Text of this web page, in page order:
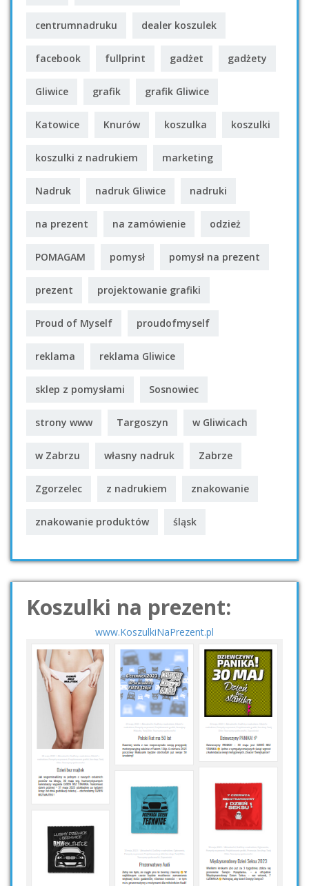
centrumnadruku dealer koszulek
facebook fullprint gadżet gadżety
Gliwice grafik grafik Gliwice
Katowice Knurów koszulka koszulki
koszulki z nadrukiem marketing
Nadruk nadruk Gliwice nadruki
na prezent na zamówienie odzież
POMAGAM pomysł pomysł na prezent
prezent projektowanie grafiki
Proud of Myself proudofmyself
reklama reklama Gliwice
sklep z pomysłami Sosnowiec
strony www Targoszyn w Gliwicach
w Zabrzu własny nadruk Zabrze
Zgorzelec z nadrukiem znakowanie
znakowanie produktów śląsk
Koszulki na prezent:
www.KoszulkiNaPrezent.pl